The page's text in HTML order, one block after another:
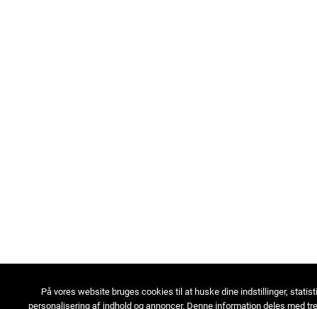
På vores website bruges cookies til at huske dine indstillinger,
personalisering af indhold og annoncer. Denne information deles med